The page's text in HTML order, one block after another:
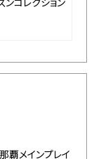
ンコレクション
覇メインプレイ